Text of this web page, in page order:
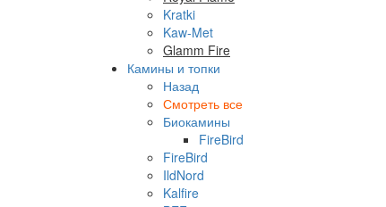
Kratki
Kaw-Met
Glamm Fire
Камины и топки
Назад
Смотреть все
Биокамины
FireBird
FireBird
IldNord
Kalfire